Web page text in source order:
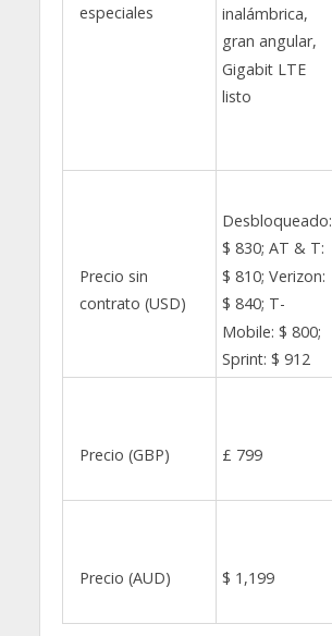
especiales
inalámbrica,
gran angular,
Gigabit LTE
listo
Precio sin
contrato (USD)
Desbloqueado:
$ 830; AT & T:
$ 810; Verizon:
$ 840; T-
Mobile: $ 800;
Sprint: $ 912
Precio (GBP) £ 799
Precio (AUD) $ 1,199